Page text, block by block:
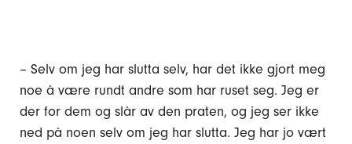
– Selv om jeg har slutta selv, har det ikke gjort meg
noe å være rundt andre som har ruset seg. Jeg er
der for dem og slår av den praten, og jeg ser ikke
ned på noen selv om jeg har slutta. Jeg har jo vært